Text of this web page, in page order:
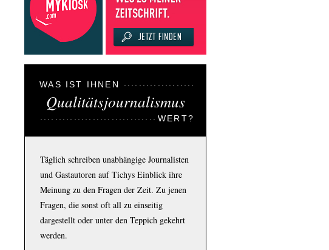
WAS IST IHNEN
Qualitätsjournalismus
WERT?
Täglich schreiben unabhängige Journalisten
und Gastautoren auf Tichys Einblick ihre
Meinung zu den Fragen der Zeit. Zu jenen
Fragen, die sonst oft all zu einseitig
dargestellt oder unter den Teppich gekehrt
werden.